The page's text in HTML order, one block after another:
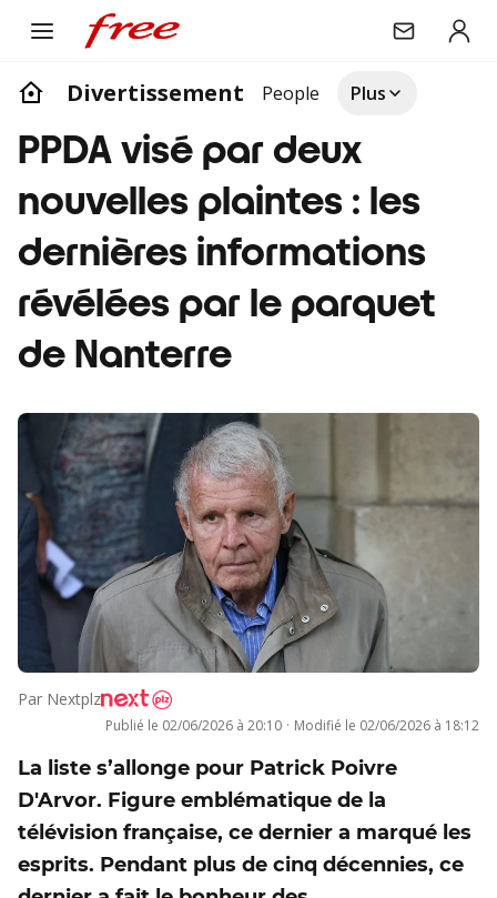
Divertissement People Plus
PPDA visé par deux
nouvelles plaintes : les
dernières informations
révélées par le parquet
de Nanterre
Par Nextplz
Publié le 02/06/2026 à 20:10 · Modifié le 02/06/2026 à 18:12
La liste s’allonge pour Patrick Poivre
D'Arvor. Figure emblématique de la
télévision française, ce dernier a marqué les
esprits. Pendant plus de cinq décennies, ce